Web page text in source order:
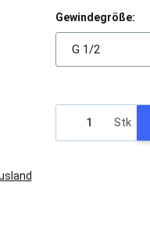
Gewindegröße:
G 1/2
Stk